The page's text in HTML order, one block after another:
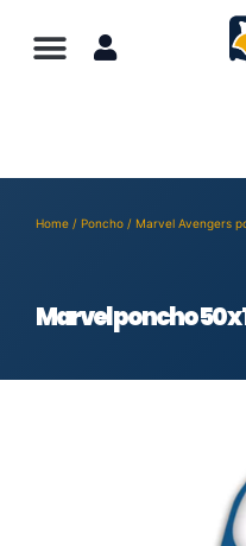
Home / Poncho / Marvel Avengers
Marvel poncho 50 x